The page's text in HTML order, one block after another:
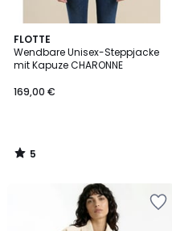
FLOTTE
Wendbare Unisex-Steppjacke
mit Kapuze CHARONNE
169,00 €
5
/
5
5
/